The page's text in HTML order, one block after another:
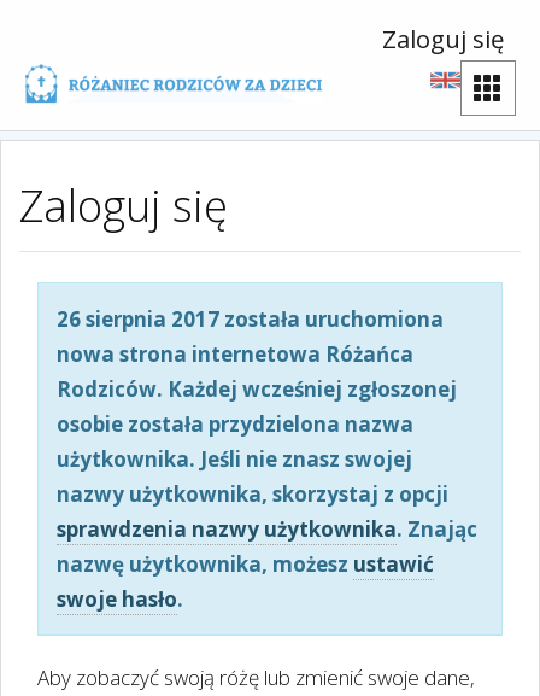
Zaloguj się
Zaloguj się
26 sierpnia 2017 została uruchomiona
nowa strona internetowa Różańca
Rodziców. Każdej wcześniej zgłoszonej
osobie została przydzielona nazwa
użytkownika. Jeśli nie znasz swojej
nazwy użytkownika, skorzystaj z opcji
sprawdzenia nazwy użytkownika. Znając
nazwę użytkownika, możesz ustawić
swoje hasło.
Aby zobaczyć swoją różę lub zmienić swoje dane,